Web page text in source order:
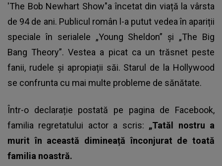
'The Bob Newhart Show"a încetat din viață la vârsta
de 94 de ani. Publicul român l-a putut vedea în apariții
speciale în serialele „Young Sheldon” și „The Big
Bang Theory”. Vestea a picat ca un trăsnet peste
fanii, rudele și apropiații săi. Starul de la Hollywood
se confrunta cu mai multe probleme de sănătate.
Într-o declarație postată pe pagina de Facebook,
familia regretatului actor a scris: „Tatăl nostru a
murit în această dimineață înconjurat de toată
familia noastră.